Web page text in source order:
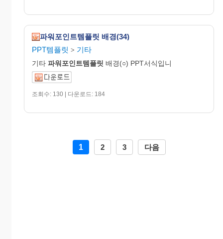
파워포인트템플릿 배경(34)
PPT템플릿 > 기타
기타 파워포인트템플릿 배경(○) PPT서식입니
조회수: 130 | 다운로드: 184
1 2 3 다음